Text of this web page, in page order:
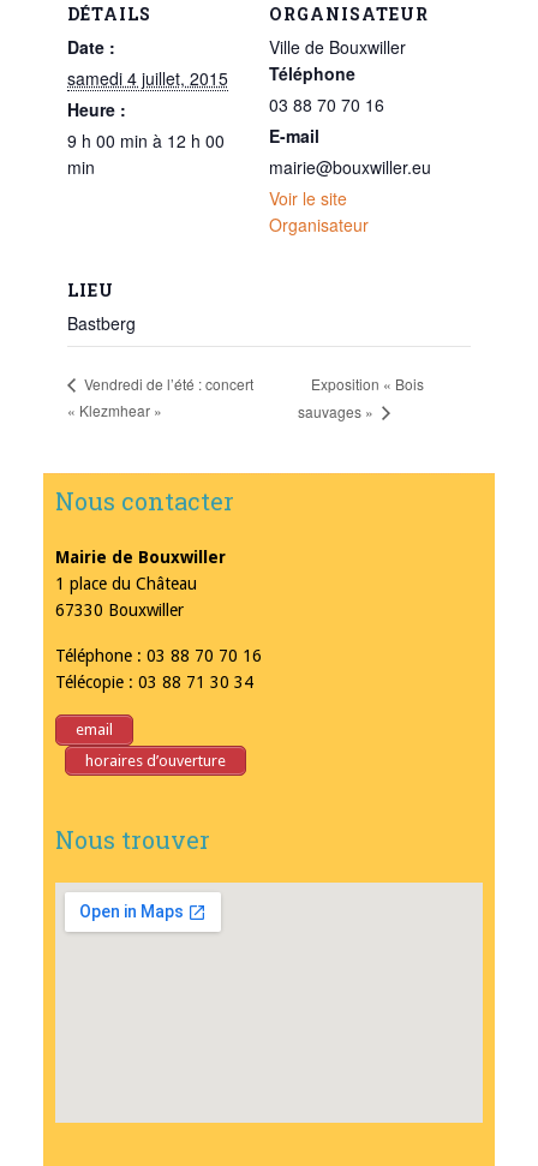
DÉTAILS
Date :
samedi 4 juillet, 2015
Heure :
9 h 00 min à 12 h 00
min
ORGANISATEUR
Ville de Bouxwiller
Téléphone
03 88 70 70 16
E-mail
mairie@bouxwiller.eu
Voir le site
Organisateur
LIEU
Bastberg
Vendredi de l’été : concert
« Klezmhear »
Exposition « Bois
sauvages »
Nous contacter
Mairie de Bouxwiller
1 place du Château
67330 Bouxwiller
Téléphone : 03 88 70 70 16
Télécopie : 03 88 71 30 34
email
horaires d’ouverture
Nous trouver